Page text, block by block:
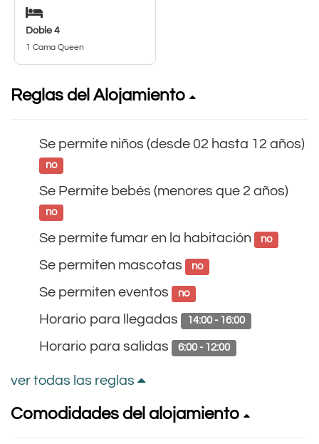
Doble 4
1 Cama Queen
Reglas del Alojamiento
Se permite niños (desde 02 hasta 12 años)
no
Se Permite bebés (menores que 2 años)
no
Se permite fumar en la habitación no
Se permiten mascotas no
Se permiten eventos no
Horario para llegadas 14:00 - 16:00
Horario para salidas 6:00 - 12:00
ver todas las reglas
Comodidades del alojamiento